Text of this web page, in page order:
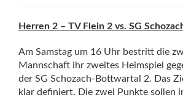
Herren 2 – TV Flein 2 vs. SG
Am Samstag um 16 Uhr bestritt die
Mannschaft ihr zweites Heimspiel
der SG Schozach-Bottwartal 2. Das
klar definiert. Die zwei Punkte sollen